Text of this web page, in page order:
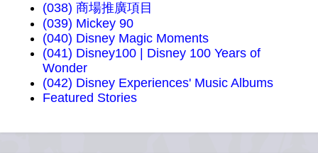
(038) 商場推廣項目
(039) Mickey 90
(040) Disney Magic Moments
(041) Disney100 | Disney 100 Years of
Wonder
(042) Disney Experiences' Music Albums
Featured Stories